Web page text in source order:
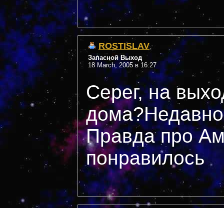
ROSTISLAV
Запасной Выход
18 March, 2005 в 16:27
Серег, на
дома?Недавно
Правда про
понравилось